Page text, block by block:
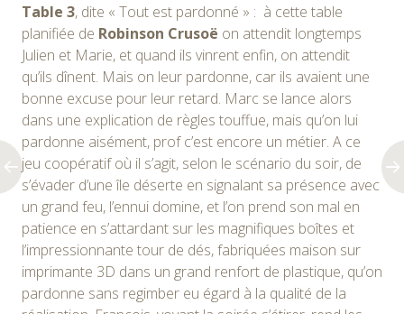
Table 3, dite « Tout est pardonné » : à cette table
planifiée de Robinson Crusoë on attendit longtemps
Julien et Marie, et quand ils vinrent enfin, on attendit
qu’ils dînent. Mais on leur pardonne, car ils avaient une
bonne excuse pour leur retard. Marc se lance alors
dans une explication de règles touffue, mais qu’on lui
pardonne aisément, prof c’est encore un métier. A ce
jeu coopératif où il s’agit, selon le scénario du soir, de
s’évader d’une île déserte en signalant sa présence avec
un grand feu, l’ennui domine, et l’on prend son mal en
patience en s’attardant sur les magnifiques boîtes et
l’impressionnante tour de dés, fabriquées maison sur
imprimante 3D dans un grand renfort de plastique, qu’on
pardonne sans regimber eu égard à la qualité de la